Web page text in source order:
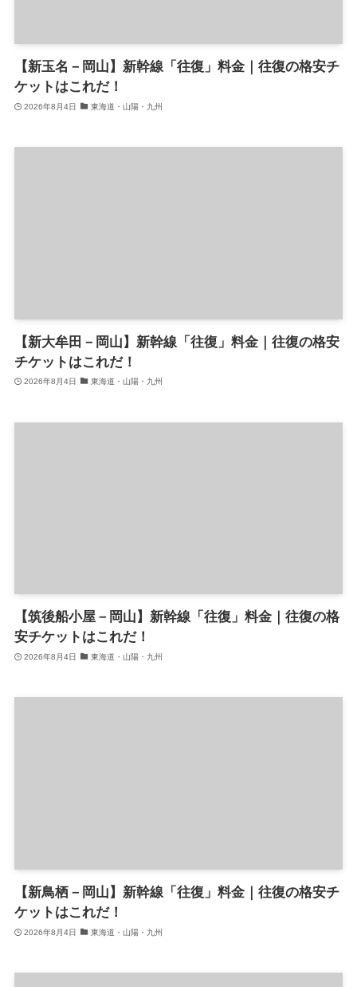
【新玉名－岡山】新幹線「往復」料金｜往復の格安チ
ケットはこれだ！
2026年8月4日 東海道・山陽・九州
【新大牟田－岡山】新幹線「往復」料金｜往復の格安
チケットはこれだ！
2026年8月4日 東海道・山陽・九州
【筑後船小屋－岡山】新幹線「往復」料金｜往復の格
安チケットはこれだ！
2026年8月4日 東海道・山陽・九州
【新鳥栖－岡山】新幹線「往復」料金｜往復の格安チ
ケットはこれだ！
2026年8月4日 東海道・山陽・九州